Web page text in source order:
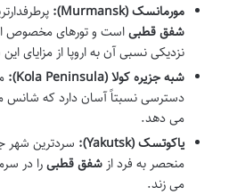
مورمانسک (Murmansk):
شفق قطبیاست و تورهای مخصوص
نزدیکی نسبی آن به اروپا از مزایای
شبه جزیره کولا (Kola Peninsula):
دسترسی نسبتاً آسان دارد که شانس
می دهد.
یاکوتسک (Yakutsk):
سردترین شهر
منحصر به فرد از شفق قطبیرا در
می زند.